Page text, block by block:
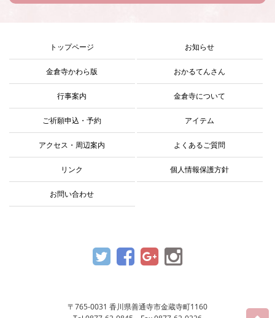
トップページ お知らせ
金倉寺かわら版 おかるてんさん
行事案内 金倉寺について
ご祈願申込・予約 アイテム
アクセス・周辺案内 よくあるご質問
リンク 個人情報保護方針
お問い合わせ
〒765-0031 香川県善通寺市金蔵寺町1160